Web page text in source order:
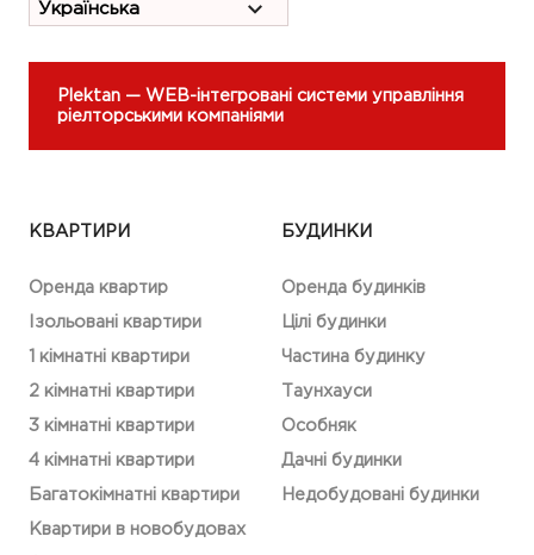
Plektan — WEB-інтегровані системи управління
ріелторськими компаніями
КВАРТИРИ
Оренда квартир
Ізольовані квартири
1 кімнатні квартири
2 кімнатні квартири
3 кімнатні квартири
4 кімнатні квартири
Багатокімнатні квартири
Квартири в новобудовах
БУДИНКИ
Оренда будинків
Цілі будинки
Частина будинку
Таунхауси
Особняк
Дачні будинки
Недобудовані будинки